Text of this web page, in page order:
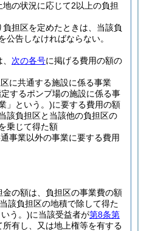
の状況に応じて2以上の負担
負担区を定めたときは、当該負
公告しなければならない。
次の各号に掲げる費用の額の
に共通する施設に係る事業
するポンプ場の施設に係る事
」という。)に要する費用の額
該負担区と当該他の負担区の
乗じて得た額
事業以外の事業に要する費用
の額は、負担区の事業費の額
該負担区の地積で除して得た
う。)に当該受益者が第8条第
有し、又は地上権等を有する